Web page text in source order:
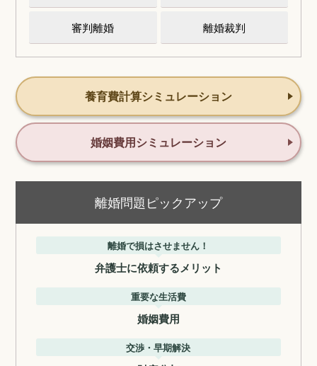
審判離婚 離婚裁判
養育費計算シミュレーション
婚姻費用シミュレーション
離婚問題ピックアップ
離婚で損はさせません！
弁護士に依頼するメリット
重要な生活費
婚姻費用
交渉・早期解決